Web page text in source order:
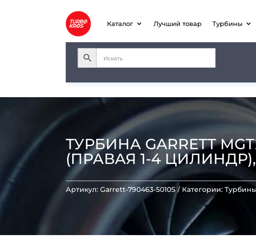
Каталог Лучший товар Турбины
ТУРБИНА GARRETT
(ПРАВАЯ 1-4 ЦИЛИНДР),
Артикул:Garrett-790463-5010S Категории: